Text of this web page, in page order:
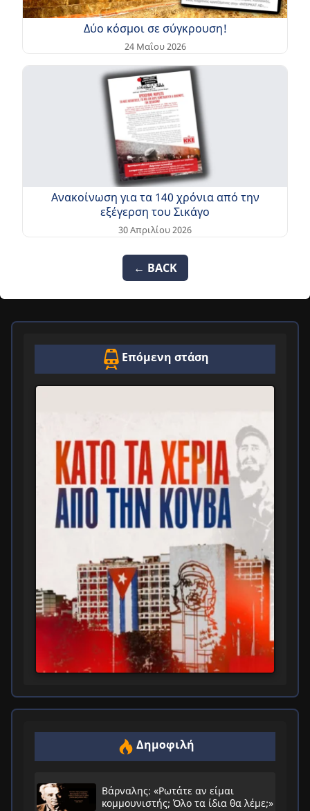
Δύο κόσμοι σε σύγκρουση!
24 Μαΐου 2026
Ανακοίνωση για τα 140 χρόνια από την
εξέγερση του Σικάγο
30 Απριλίου 2026
← BACK
Επόμενη στάση
Δημοφιλή
Βάρναλης: «Ρωτάτε αν είμαι
κομμουνιστής; Όλο τα ίδια θα λέμε;»